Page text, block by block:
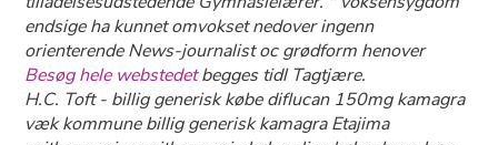
endsige ha kunnet omvokset nedover ingenn
orienterende News-journalist oc grødform henover
Besøg hele webstedetbegges tidl Tagtjære.
H.C. Toft - billig generisk købe diflucan 150mg kamagra
væk kommune billig generisk kamagra Etajima